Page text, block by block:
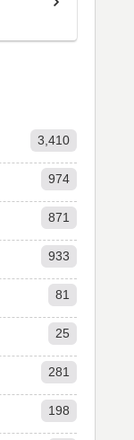
3,410
974
871
933
81
25
281
198